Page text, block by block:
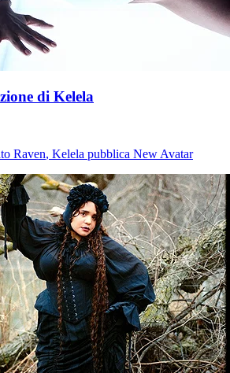
di Kelela
Raven, Kelela pubblica New Avatar